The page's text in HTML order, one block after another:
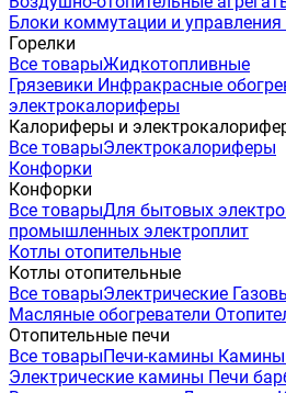
Блоки коммутации и
Горелки
Все товарыЖидкотопливные
Грязевики Инфракрасные
электрокалориферы
Калориферы и
Все товарыЭлектрокалориферы
Конфорки
Конфорки
Все товарыДля бытовых
промышленных электроплит
Котлы отопительные
Котлы отопительные
Все товарыЭлектрические
Масляные обогреватели
Отопительные печи
Все товарыПечи-камины Камины
Электрические камины Печи